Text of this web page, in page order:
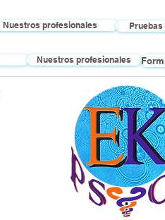
Nuestros profesionales
Nuestros profesionales